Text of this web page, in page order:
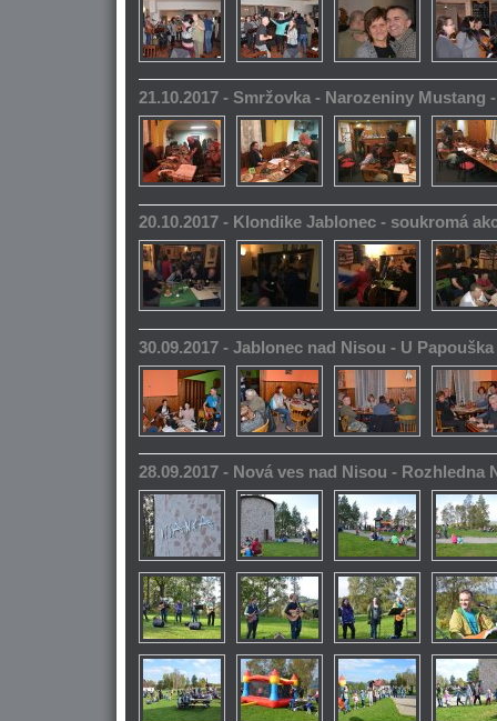
21.10.2017 - Smržovka - Narozeniny Mustang
20.10.2017 - Klondike Jablonec - soukromá
30.09.2017 - Jablonec nad Nisou - U
28.09.2017 - Nová ves nad Nisou - Rozhledna